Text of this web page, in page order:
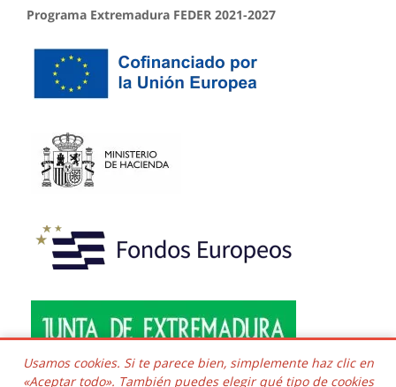
Programa Extremadura FEDER 2021-2027
Usamos cookies. Si te parece bien, simplemente haz clic en
«Aceptar todo». También puedes elegir qué tipo de cookies